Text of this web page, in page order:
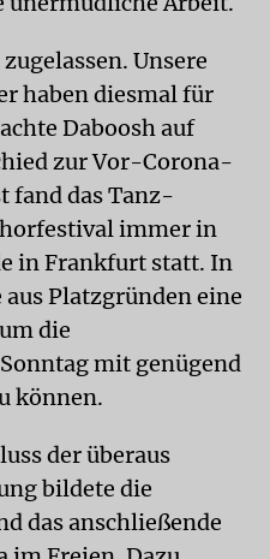
Unsere
haben diesmal für
Daboosh auf
zur Vor-Corona-
fand das Tanz-
immer in
in Frankfurt statt. In
Platzgründen eine
die
mit genügend
können.
der überaus
bildete die
das anschließende